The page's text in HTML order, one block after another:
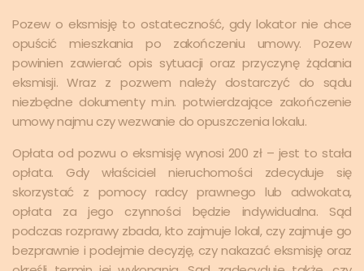
Pozew o eksmisję to ostateczność, gdy lokator nie chce
opuścić mieszkania po zakończeniu umowy. Pozew
powinien zawierać opis sytuacji oraz przyczynę żądania
eksmisji. Wraz z pozwem należy dostarczyć do sądu
niezbędne dokumenty m.in. potwierdzające zakończenie
umowy najmu czy wezwanie do opuszczenia lokalu.
Opłata od pozwu o eksmisję wynosi 200 zł – jest to stała
opłata. Gdy właściciel nieruchomości zdecyduje się
skorzystać z pomocy radcy prawnego lub adwokata,
opłata za jego czynności będzie indywidualna. Sąd
podczas rozprawy zbada, kto zajmuje lokal, czy zajmuje go
bezprawnie i podejmie decyzję, czy nakazać eksmisję oraz